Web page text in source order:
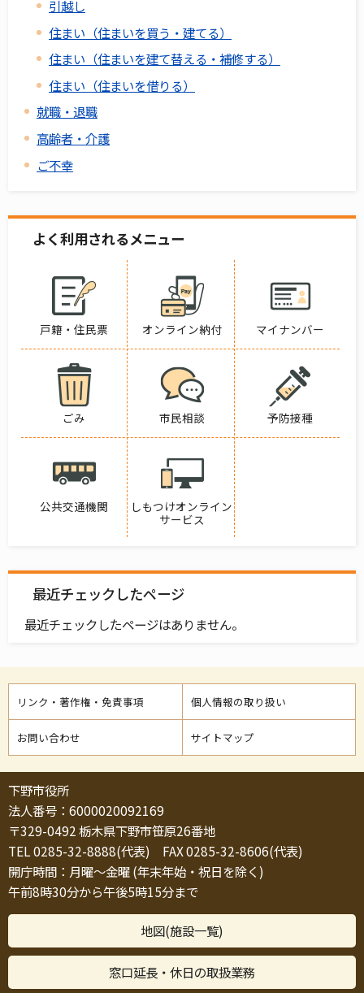
引越し
住まい（住まいを買う・建てる）
住まい（住まいを建て替える・補修する）
住まい（住まいを借りる）
就職・退職
高齢者・介護
ご不幸
よく利用されるメニュー
戸籍・住民票 オンライン納付 マイナンバー
ごみ 市民相談 予防接種
公共交通機関
しもつけオンライン
サービス
最近チェックしたページ
最近チェックしたページはありません。
リンク・著作権・免責事項 個人情報の取り扱い
お問い合わせ サイトマップ
下野市役所
法人番号：6000020092169
〒329-0492 栃木県下野市笹原26番地
TEL 0285-32-8888(代表) FAX 0285-32-8606(代表)
開庁時間：月曜～金曜 (年末年始・祝日を除く)
午前8時30分から午後5時15分まで
地図(施設一覧)
窓口延長・休日の取扱業務